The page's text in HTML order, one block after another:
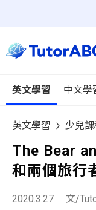
英文學習 中文學
英文學習 少兒課
The Bear
和兩個旅行
2020.3.27 文/